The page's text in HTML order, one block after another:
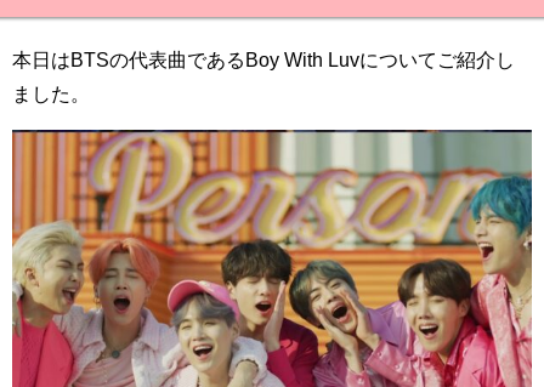
本日はBTSの代表曲であるBoy With Luvについてご紹介し
ました。